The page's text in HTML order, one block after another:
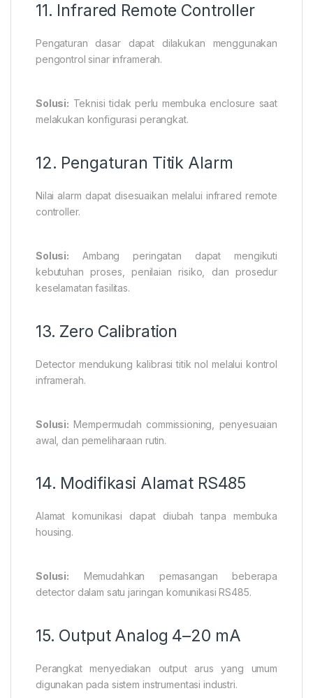
11. Infrared Remote Controller
Pengaturan dasar dapat dilakukan menggunakan
pengontrol sinar inframerah.
Solusi: Teknisi tidak perlu membuka enclosure saat
melakukan konfigurasi perangkat.
12. Pengaturan Titik Alarm
Nilai alarm dapat disesuaikan melalui infrared remote
controller.
Solusi: Ambang peringatan dapat mengikuti
kebutuhan proses, penilaian risiko, dan prosedur
keselamatan fasilitas.
13. Zero Calibration
Detector mendukung kalibrasi titik nol melalui kontrol
inframerah.
Solusi: Mempermudah commissioning, penyesuaian
awal, dan pemeliharaan rutin.
14. Modifikasi Alamat RS485
Alamat komunikasi dapat diubah tanpa membuka
housing.
Solusi: Memudahkan pemasangan beberapa
detector dalam satu jaringan komunikasi RS485.
15. Output Analog 4–20 mA
Perangkat menyediakan output arus yang umum
digunakan pada sistem instrumentasi industri.